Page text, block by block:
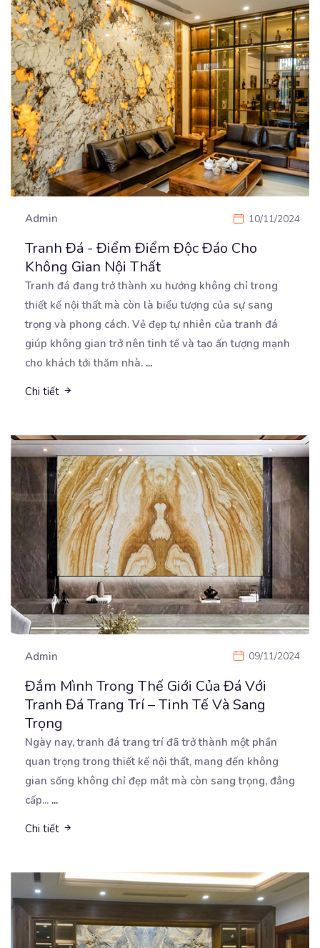
Admin 10/11/2024
Tranh Đá - Điểm Điểm Độc Đáo Cho
Không Gian Nội Thất
Tranh đá đang trở thành xu hướng không chỉ trong
thiết kế nội thất mà còn là biểu tượng của sự sang
trọng và phong cách. Vẻ đẹp tự nhiên của tranh đá
giúp không gian trở nên tinh tế và tạo ấn tượng mạnh
cho khách tới thăm nhà. ...
Chi tiết
Admin 09/11/2024
Đắm Mình Trong Thế Giới Của Đá Với
Tranh Đá Trang Trí – Tinh Tế Và Sang
Trọng
Ngày nay, tranh đá trang trí đã trở thành một phần
quan trọng trong thiết kế nội thất, mang đến không
gian sống không chỉ đẹp mắt mà còn sang trọng, đẳng
cấp... ...
Chi tiết